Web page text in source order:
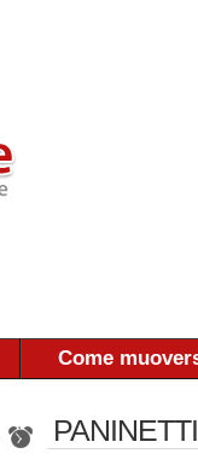
Come